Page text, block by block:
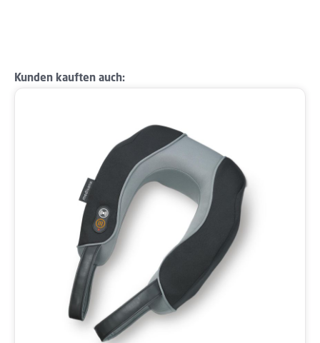
Produktgalerie überspringen
Kunden kauften auch: